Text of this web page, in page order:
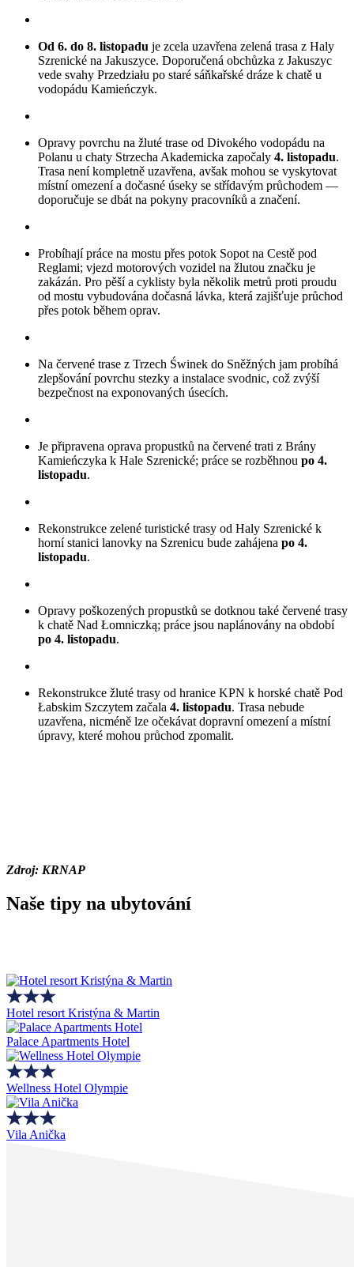
Od 6. do 8. listopadu je zcela uzavřena zelená trasa z Haly
Szrenické na Jakuszyce. Doporučená obchůzka z Jakuszyc
vede svahy Przedziału po staré sáňkařské dráze k chatě u
vodopádu Kamieńczyk.
Opravy povrchu na žluté trase od Divokého vodopádu na
Polanu u chaty Strzecha Akademicka započaly 4. listopadu.
Trasa není kompletně uzavřena, avšak mohou se vyskytovat
místní omezení a dočasné úseky se střídavým průchodem —
doporučuje se dbát na pokyny pracovníků a značení.
Probíhají práce na mostu přes potok Sopot na Cestě pod
Reglami; vjezd motorových vozidel na žlutou značku je
zakázán. Pro pěší a cyklisty byla několik metrů proti proudu
od mostu vybudována dočasná lávka, která zajišťuje průchod
přes potok během oprav.
Na červené trase z Trzech Świnek do Sněžných jam probíhá
zlepšování povrchu stezky a instalace svodnic, což zvýší
bezpečnost na exponovaných úsecích.
Je připravena oprava propustků na červené trati z Brány
Kamieńczyka k Hale Szrenické; práce se rozběhnou po 4.
listopadu.
Rekonstrukce zelené turistické trasy od Haly Szrenické k
horní stanici lanovky na Szrenicu bude zahájena po 4.
listopadu.
Opravy poškozených propustků se dotknou také červené trasy
k chatě Nad Łomniczką; práce jsou naplánovány na období
po 4. listopadu.
Rekonstrukce žluté trasy od hranice KPN k horské chatě Pod
Łabskim Szczytem začala 4. listopadu. Trasa nebude
uzavřena, nicméně lze očekávat dopravní omezení a místní
úpravy, které mohou průchod zpomalit.
Zdroj: KRNAP
Naše tipy na ubytování
Hotel resort Kristýna & Martin
Palace Apartments Hotel
Wellness Hotel Olympie
Vila Anička